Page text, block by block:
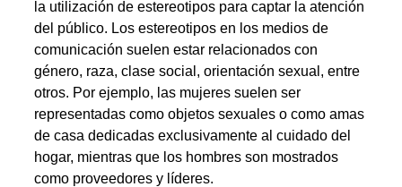
la utilización de estereotipos para captar la atención
del público. Los estereotipos en los medios de
comunicación suelen estar relacionados con
género, raza, clase social, orientación sexual, entre
otros. Por ejemplo, las mujeres suelen ser
representadas como objetos sexuales o como amas
de casa dedicadas exclusivamente al cuidado del
hogar, mientras que los hombres son mostrados
como proveedores y líderes.